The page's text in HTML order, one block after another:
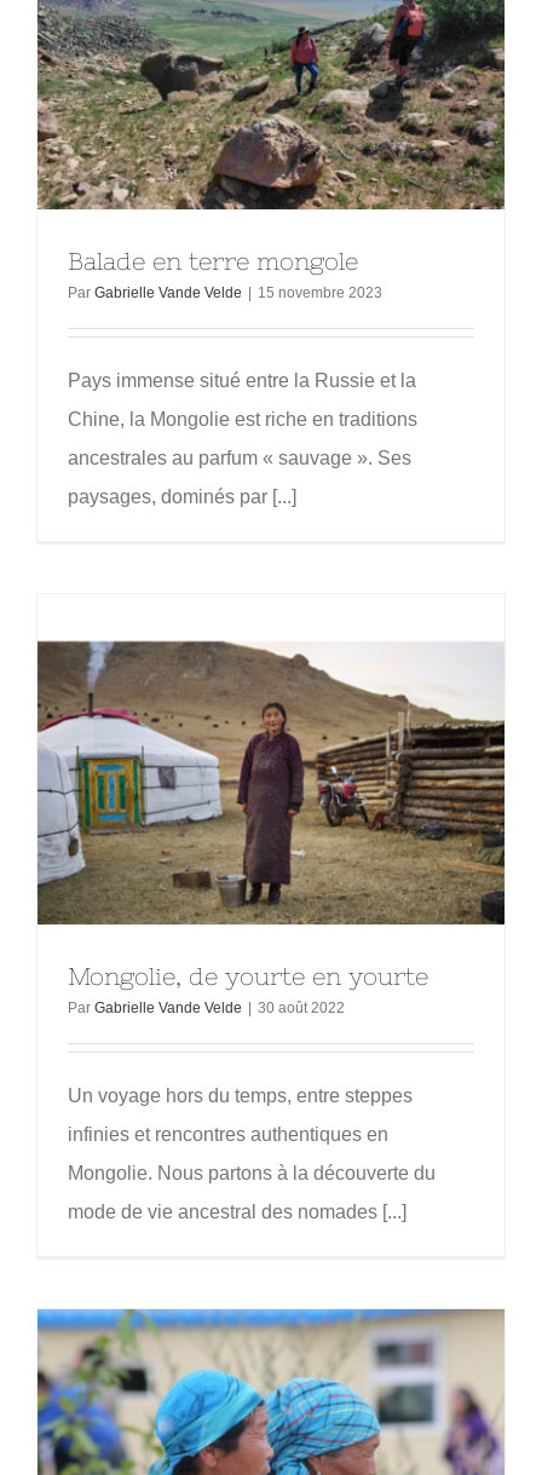
Balade en terre mongole
Par Gabrielle Vande Velde | 15 novembre 2023
Pays immense situé entre la Russie et la
Chine, la Mongolie est riche en traditions
ancestrales au parfum « sauvage ». Ses
paysages, dominés par [...]
Mongolie, de yourte en yourte
Par Gabrielle Vande Velde 30 août 2022
Un voyage hors du temps, entre steppes
infinies et rencontres authentiques en
Mongolie. Nous partons à la découverte du
mode de vie ancestral des nomades [...]